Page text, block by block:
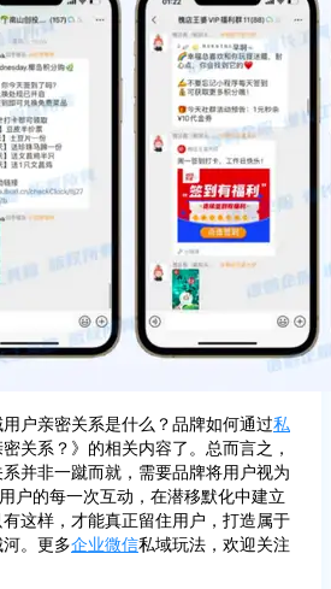
户亲密关系是什么？品牌如何通过私
关系？》的相关内容了。总而言之，
并非一蹴而就，需要品牌将用户视为
户的每一次互动，在潜移默化中建立
这样，才能真正留住用户，打造属于
。更多企业微信私域玩法，欢迎关注